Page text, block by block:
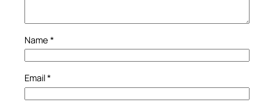
Name *
Email*